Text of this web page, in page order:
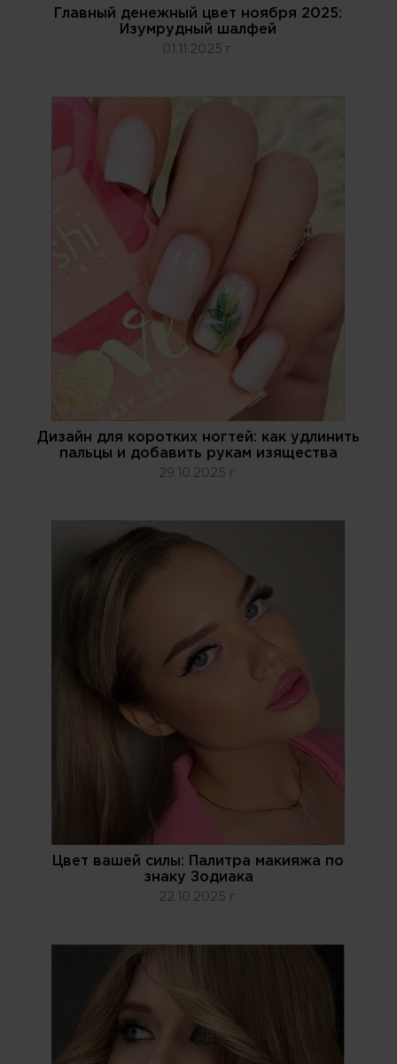
Главный денежный цвет ноября 2025:
Изумрудный шалфей
01.11.2025 г.
Дизайн для коротких ногтей: как удлинить
пальцы и добавить рукам изящества
29.10.2025 г.
Цвет вашей силы: Палитра макияжа по
знаку Зодиака
22.10.2025 г.